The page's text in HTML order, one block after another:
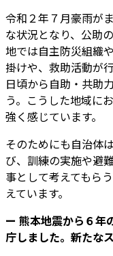
令和２年７月豪雨が
な状況となり、公助
地では自主防災組織
掛けや、救助活動が
日頃から自助・共助
う。こうした地域に
強く感じています。
そのためにも自治体
び、訓練の実施や避
事として考えてもら
えています。
ー 熊本地震から６年
庁しました。新たな